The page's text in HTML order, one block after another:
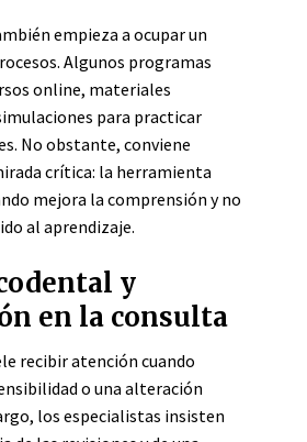
empieza a ocupar un
Algunos programas
online, materiales
para practicar
No obstante, conviene
crítica: la herramienta
mejora la comprensión y no
al aprendizaje.
y
en la consulta
recibir atención cuando
o una alteración
los especialistas insisten